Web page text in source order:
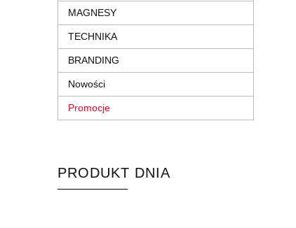
MAGNESY
TECHNIKA
BRANDING
Nowości
Promocje
PRODUKT DNIA